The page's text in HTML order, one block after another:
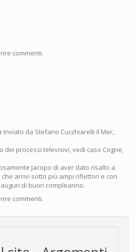
commenti.
Inviato da Stefano Cucchiarelli il Mer,
dei processi televisivi, vedi caso Cogne,
Jacopo di aver dato risalto a
arrivi sotto più ampi riflettori e con
di buon compleanno.
commenti.